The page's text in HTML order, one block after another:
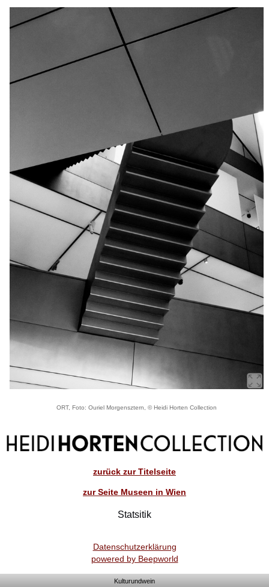
ORT, Foto: Ouriel Morgensztern, © Heidi Horten Collection
zurück zur Titelseite
zur Seite Museen in Wien
Statsitik
Datenschutzerklärung
powered by Beepworld
Kulturundwein